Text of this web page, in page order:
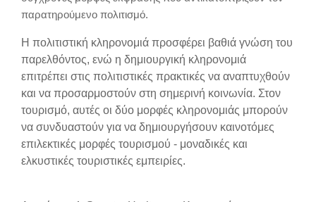
παρατηρούμενο πολιτισμό.
Η πολιτιστική κληρονομιά προσφέρει βαθιά γνώση του
παρελθόντος, ενώ η δημιουργική κληρονομιά
επιτρέπει στις πολιτιστικές πρακτικές να αναπτυχθούν
και να προσαρμοστούν στη σημερινή κοινωνία. Στον
τουρισμό, αυτές οι δύο μορφές κληρονομιάς μπορούν
να συνδυαστούν για να δημιουργήσουν καινοτόμες
επιλεκτικές μορφές τουρισμού - μοναδικές και
ελκυστικές τουριστικές εμπειρίες.